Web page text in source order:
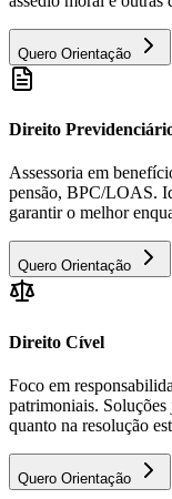
Quero Orientação
Direito
Assessoria em
pensão, BPC/LOAS.
garantir o melhor
Quero Orientação
Direito Cível
Foco em
patrimoniais.
quanto na resolução
Quero Orientação